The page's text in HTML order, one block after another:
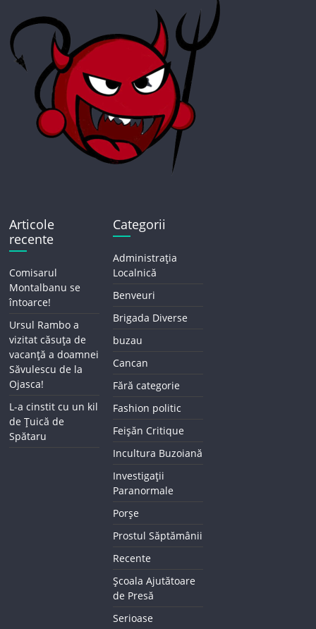
Articole
recente
Comisarul
Montalbanu se
întoarce!
Ursul Rambo a
vizitat căsuța de
vacanță a doamnei
Săvulescu de la
Ojasca!
L-a cinstit cu un kil
de Țuică de
Spătaru
Categorii
Administrația
Localnică
Benveuri
Brigada Diverse
buzau
Cancan
Fără categorie
Fashion politic
Feișăn Critique
Incultura Buzoiană
Investigații
Paranormale
Porșe
Prostul Săptămânii
Recente
Școala Ajutătoare
de Presă
Serioase